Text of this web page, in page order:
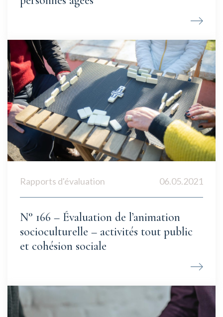
Rapports d'évaluation 06.05.2021
N° 166 – Évaluation de l’animation
socioculturelle – activités tout public
et cohésion sociale